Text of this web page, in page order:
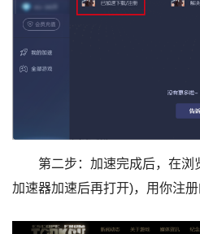
第二步：加速完成后，在
加速器加速后再打开)，用你注册